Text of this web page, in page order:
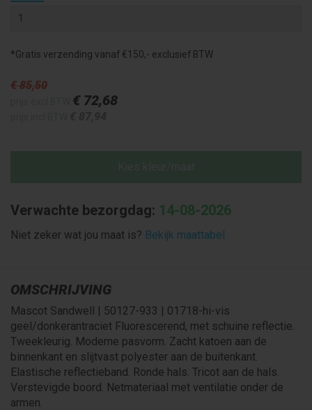
*Gratis verzending vanaf €150,- exclusief BTW
€ 85,50
€ 72,68
Verwachte bezorgdag: 14-08-2026
Niet zeker wat jou maat is? Bekijk maattabel
OMSCHRIJVING
Mascot Sandwell | 50127-933 | 01718-hi-vis
geel/donkerantraciet Fluorescerend, met schuine reflectie.
Tweekleurig. Moderne pasvorm. Zacht katoen aan de
binnenkant en slijtvast polyester aan de buitenkant.
Elastische reflectieband. Ronde hals. Tricot aan de hals.
Verstevigde boord. Netmateriaal met ventilatie onder de
armen.